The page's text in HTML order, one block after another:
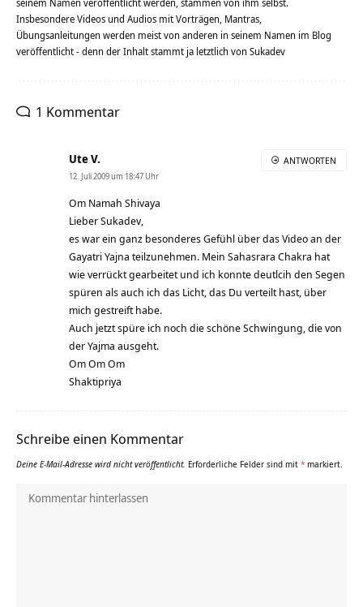
seinem Namen veröffentlicht werden, stammen von ihm selbst.
Insbesondere Videos und Audios mit Vorträgen, Mantras,
Übungsanleitungen werden meist von anderen in seinem Namen im Blog
veröffentlicht - denn der Inhalt stammt ja letztlich von Sukadev
1 Kommentar
Ute V.
12. Juli 2009 um 18:47 Uhr
Om Namah Shivaya
Lieber Sukadev,
es war ein ganz besonderes Gefühl über das Video an der
Gayatri Yajna teilzunehmen. Mein Sahasrara Chakra hat
wie verrückt gearbeitet und ich konnte deutlcih den Segen
spüren als auch ich das Licht, das Du verteilt hast, über
mich gestreift habe.
Auch jetzt spüre ich noch die schöne Schwingung, die von
der Yajma ausgeht.
Om Om Om
Shaktipriya
ANTWORTEN
Schreibe einen Kommentar
Deine E-Mail-Adresse wird nicht veröffentlicht. Erforderliche Felder sind mit * markiert.